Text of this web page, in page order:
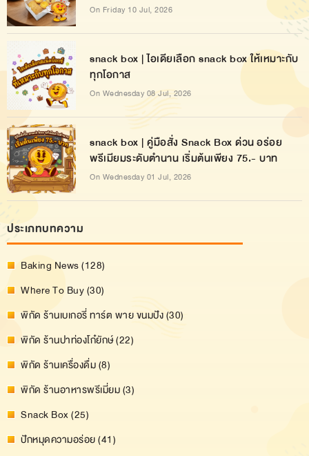
On Friday 10 Jul, 2026
snack box | ไอเดียเลือก snack box ให้เหมาะกับ
ทุกโอกาส
On Wednesday 08 Jul, 2026
snack box | คู่มือสั่ง Snack Box ด่วน อร่อย
พรีเมียมระดับตำนาน เริ่มต้นเพียง 75.- บาท
On Wednesday 01 Jul, 2026
ประเภทบทความ
Baking News (128)
Where To Buy (30)
พิกัด ร้านเบเกอรี่ ทาร์ต พาย ขนมปัง (30)
พิกัด ร้านปาท่องโก๋ยักษ์ (22)
พิกัด ร้านเครื่องดื่ม (8)
พิกัด ร้านอาหารพรีเมี่ยม (3)
Snack Box (25)
ปักหมุดความอร่อย (41)